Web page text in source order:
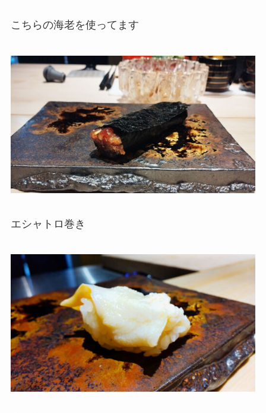
こちらの海老を使ってます
エシャトロ巻き